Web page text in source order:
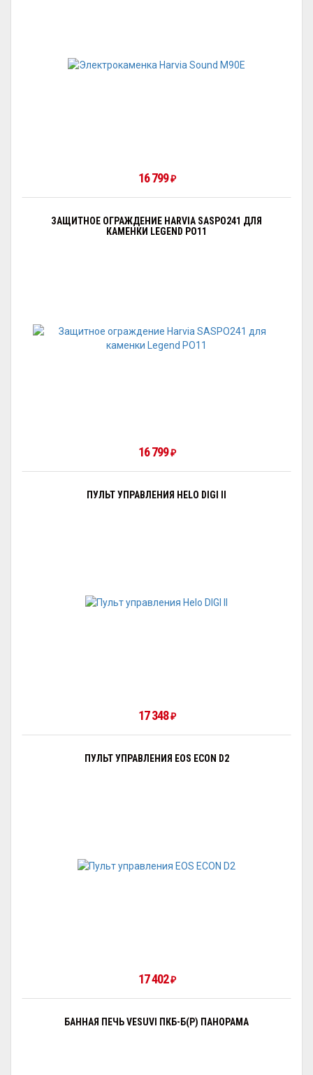
16 799₽
ЗАЩИТНОЕ ОГРАЖДЕНИЕ HARVIA SASPO241 ДЛЯ
КАМЕНКИ LEGEND PO11
16 799₽
ПУЛЬТ УПРАВЛЕНИЯ HELO DIGI II
17 348₽
ПУЛЬТ УПРАВЛЕНИЯ EOS ECON D2
17 402₽
БАННАЯ ПЕЧЬ VESUVI ПКБ-Б(Р) ПАНОРАМА